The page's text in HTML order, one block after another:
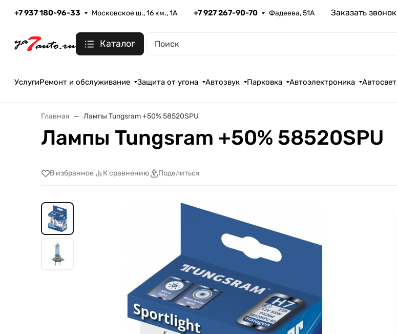
+7 937 180-96-33 Московское ш., 16 км., 1А +7 927 267-90-70 Фадеева, 51А Заказать звонок
Каталог
УслугиРемонт и обслуживание Защита от угона Автозвук Парковка Автоэлектроника Автосвет
Главная Лампы Tungsram +50% 58520SPU
Лампы Tungsram +50% 58520SPU
В избранное К сравнению Поделиться